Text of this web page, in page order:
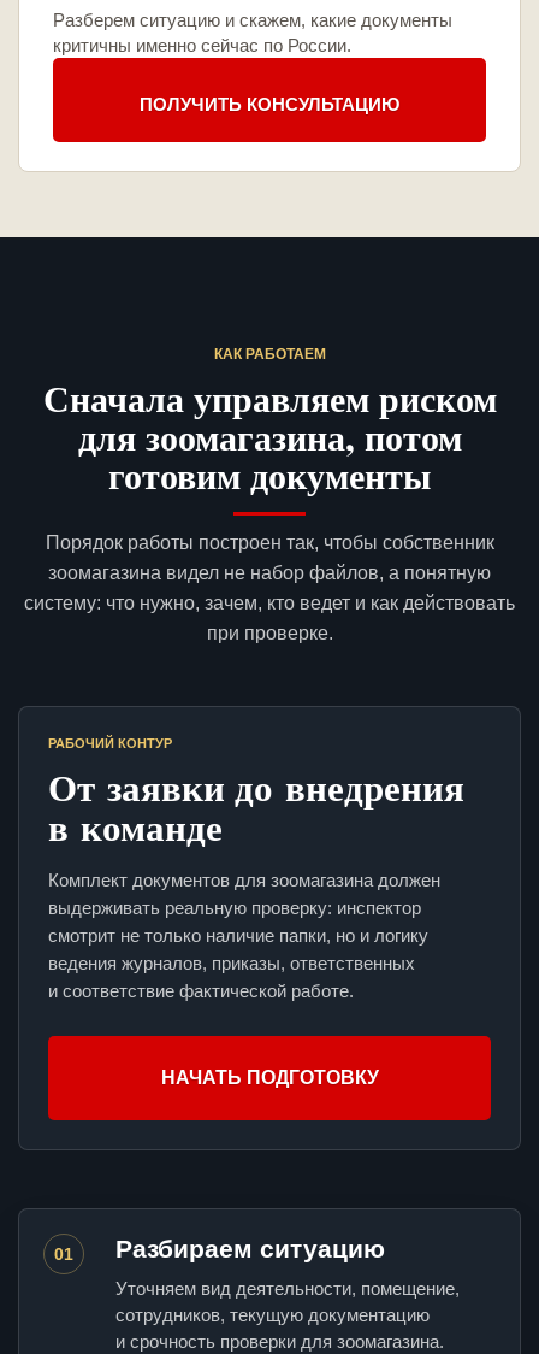
Разберем ситуацию и скажем, какие документы
критичны именно сейчас по России.
ПОЛУЧИТЬ КОНСУЛЬТАЦИЮ
КАК РАБОТАЕМ
Сначала управляем риском
для зоомагазина, потом
готовим документы
Порядок работы построен так, чтобы собственник
зоомагазина видел не набор файлов, а понятную
систему: что нужно, зачем, кто ведет и как действовать
при проверке.
РАБОЧИЙ КОНТУР
От заявки до внедрения
в команде
Комплект документов для зоомагазина должен
выдерживать реальную проверку: инспектор
смотрит не только наличие папки, но и логику
ведения журналов, приказы, ответственных
и соответствие фактической работе.
НАЧАТЬ ПОДГОТОВКУ
01 Разбираем ситуацию
Уточняем вид деятельности, помещение,
сотрудников, текущую документацию
и срочность проверки для зоомагазина.